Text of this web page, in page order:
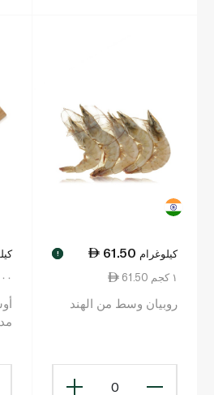
61.50 كيلوغرام !
61.50 ١ كجم
روبيان وسط من الهند
0
31.73